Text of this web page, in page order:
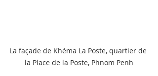
La façade de Khéma La Poste, quartier de
la Place de la Poste, Phnom Penh